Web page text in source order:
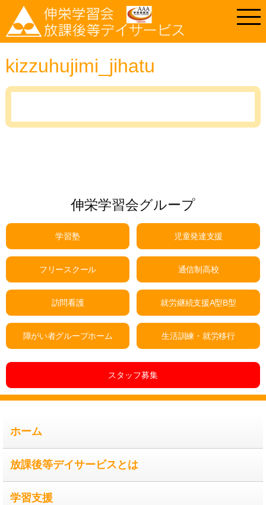
kizzuhujimi_jihatu
伸栄学習会グループ
学習塾 児童発達支援
フリースクール 通信制高校
訪問看護 就労継続支援A型B型
障がい者グループホーム 生活訓練・就労移行
スタッフ募集
ホーム
放課後等デイサービスとは
学習支援